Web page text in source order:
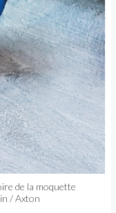
de la moquette
/ Axton